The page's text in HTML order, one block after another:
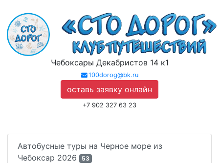
Чебоксары Декабристов 14 к1
100dorog@bk.ru
оставь заявку онлайн
+7 902 327 63 23
Автобусные туры на Черное море из
Чебоксар 2026
53